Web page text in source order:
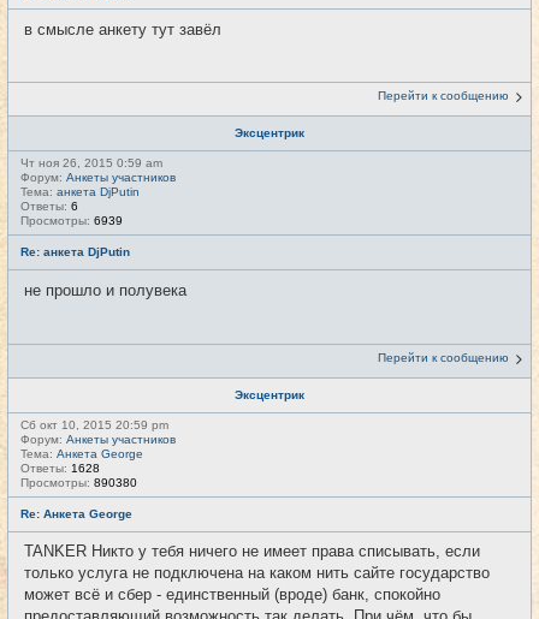
в смысле анкету тут завёл
Перейти к сообщению
Эксцентрик
Чт ноя 26, 2015 0:59 am
Форум: Анкеты участников
Тема: анкета DjPutin
Ответы: 6
Просмотры: 6939
Re: анкета DjPutin
не прошло и полувека
Перейти к сообщению
Эксцентрик
Сб окт 10, 2015 20:59 pm
Форум: Анкеты участников
Тема: Анкета George
Ответы: 1628
Просмотры: 890380
Re: Анкета George
TANKER Никто у тебя ничего не имеет права списывать, если
только услуга не подключена на каком нить сайте государство
может всё и сбер - единственный (вроде) банк, спокойно